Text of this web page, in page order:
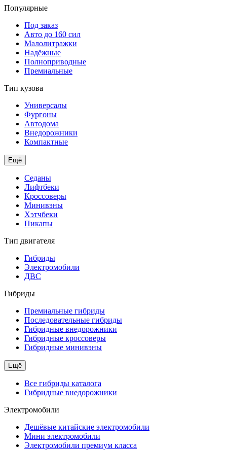
Популярные
Под заказ
Авто до 160 сил
Малолитражки
Надёжные
Полноприводные
Премиальные
Тип кузова
Универсалы
Фургоны
Автодома
Внедорожники
Компактные
Ещё
Седаны
Лифтбеки
Кроссоверы
Минивэны
Хэтчбеки
Пикапы
Тип двигателя
Гибриды
Электромобили
ДВС
Гибриды
Премиальные гибриды
Последовательные гибриды
Гибридные внедорожники
Гибридные кроссоверы
Гибридные минивэны
Ещё
Все гибриды каталога
Гибридные внедорожники
Электромобили
Дешёвые китайские электромобили
Мини электромобили
Электромобили премиум класса